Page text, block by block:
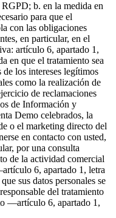
b. en la medida en
para que el
con las obligaciones
en particular, en el
artículo 6, apartado 1,
en que el tratamiento sea
los intereses legítimos
como la realización de
de reclamaciones
de Información y
Demo celebrados, la
o el marketing directo del
en contacto con usted,
por una consulta
de la actividad comercial
6, apartado 1, letra
sus datos personales se
del tratamiento
—artículo 6, apartado 1,